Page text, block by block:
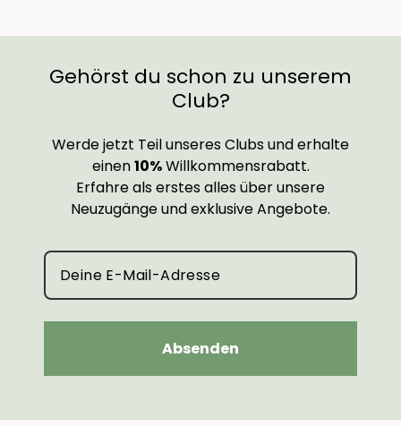
Gehörst du schon zu unserem
Club?
Werde jetzt Teil unseres Clubs und erhalte
einen10%Willkommensrabatt.
Erfahre als erstes alles über unsere
Neuzugänge und exklusive Angebote.
Absenden